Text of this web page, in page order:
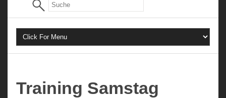
Training Samstag